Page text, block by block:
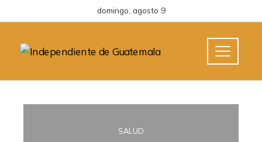
domingo, agosto 9
SALUD